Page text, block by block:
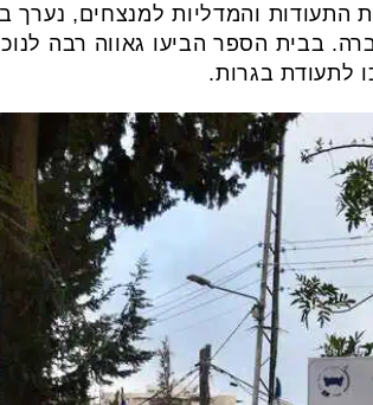
התעודות והמדליות למנצחים,
בבית הספר הביעו גאווה רבה